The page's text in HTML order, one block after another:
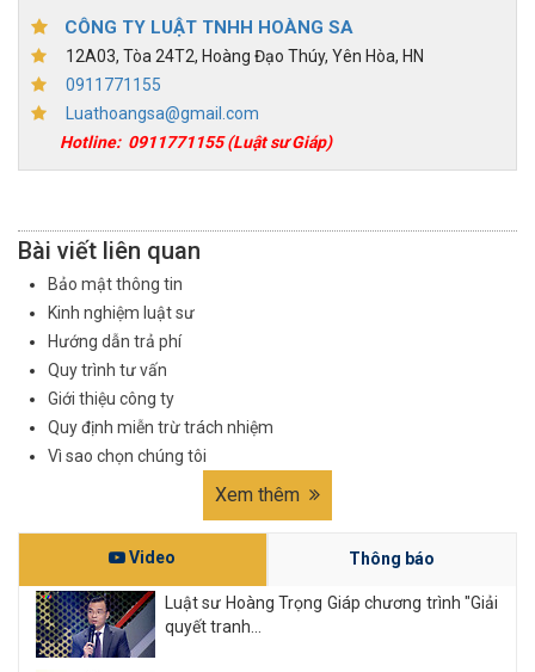
CÔNG TY LUẬT TNHH HOÀNG SA
12A03, Tòa 24T2, Hoàng Đạo Thúy, Yên Hòa, HN
0911771155
Luathoangsa@gmail.com
Hotline: 0911771155(Luật sư Giáp)
Bài viết liên quan
Bảo mật thông tin
Kinh nghiệm luật sư
Hướng dẫn trả phí
Quy trình tư vấn
Giới thiệu công ty
Quy định miễn trừ trách nhiệm
Vì sao chọn chúng tôi
Xem thêm
Video Thông báo
Luật sư Hoàng Trọng Giáp chương trình "Giải
quyết tranh...